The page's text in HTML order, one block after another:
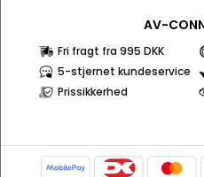
AV-
Fri fragt fra 995 DKK
5-stjernet kundeservice
Prissikkerhed